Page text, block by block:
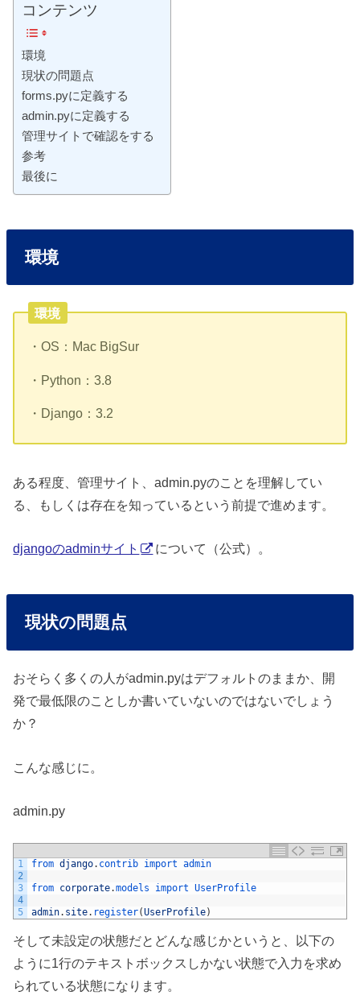
コンテンツ
環境
現状の問題点
forms.pyに定義する
admin.pyに定義する
管理サイトで確認をする
参考
最後に
環境
環境
・OS：Mac BigSur
・Python：3.8
・Django：3.2
ある程度、管理サイト、admin.pyのことを理解してい
る、もしくは存在を知っているという前提で進めます。
djangoのadminサイト について（公式）。
現状の問題点
おそらく多くの人がadmin.pyはデフォルトのままか、開
発で最低限のことしか書いていないのではないでしょう
か？
こんな感じに。
admin.py
1
2
3
4
5
from django. contrib import admin
from corporate.models import UserProfile
admin. site. register(UserProfile)
そして未設定の状態だとどんな感じかというと、以下の
ように1行のテキストボックスしかない状態で入力を求め
られている状態になります。